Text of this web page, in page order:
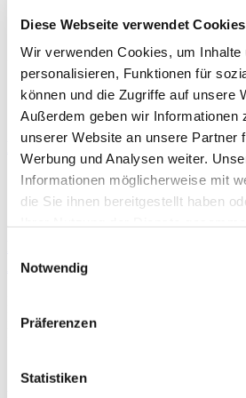
Diese Webseite verwendet Cookies
Wir verwenden Cookies, um Inhalte
personalisieren, Funktionen für
können und die Zugriffe auf unsere
Außerdem geben wir Informationen
unserer Website an unsere Partner
Werbung und Analysen weiter.
Informationen möglicherweise mit
die Sie ihnen bereitgestellt haben
Notwendig
Präferenzen
Statistiken
Unsere Kunden
Pinke Power für den guten
Sahalift unterstützt die Pink Edition von
Arbeitsbühnenvermietung
Mietpark der AVL
künftig für maximale…